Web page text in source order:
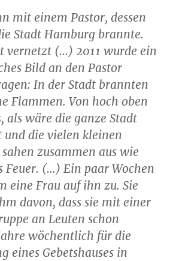
mit einem Pastor, dessen
Stadt Hamburg brannte.
vernetzt (…) 2011 wurde ein
Bild an den Pastor
In der Stadt brannten
Flammen. Von hoch oben
als wäre die ganze Stadt
und die vielen kleinen
zusammen aus wie
Feuer. (…) Ein paar Wochen
eine Frau auf ihn zu. Sie
davon, dass sie mit einer
an Leuten schon
wöchentlich für die
eines Gebetshauses in